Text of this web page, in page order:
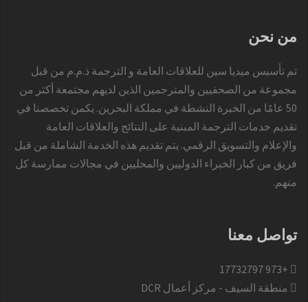
من نحن
تم تأسيس ميديا سين للعلاقات العامة و الترجمة ذ.م.م من قبل
مجموعة من الصحفيين والمترجمين الذين لديهم مجتمعة أكثر من
50 عامًا من الخبرة النشطة في مملكة البحرين. يكمن تخصصنا في
تقديم خدمات الترجمة المبنية على النتائج والعلاقات العامة
والإعلام والتسويق الرقمي. يتم تقديم هذه الخدمة الشاملة من قبل
فريق من كبار الخبراء الدوليين والمحليين في مجالات ممارسة كل
منهم.
تواصل معنا
+973 17732797​
منطقة السيف - مركز أعمال DCR